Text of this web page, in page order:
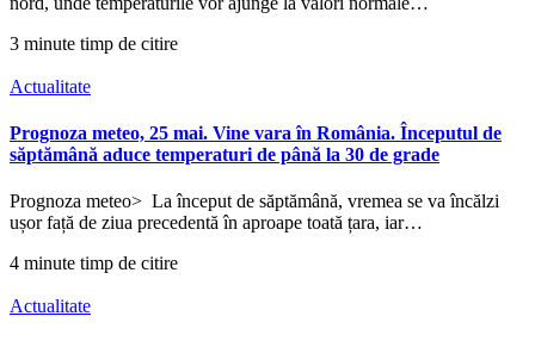
3 minute timp de citire
Actualitate
Prognoza meteo, 25 mai. Vine vara în România. Începutul de
săptămână aduce temperaturi de până la 30 de grade
Prognoza meteo> La început de săptămână, vremea se va încălzi
ușor față de ziua precedentă în aproape toată țara, iar…
4 minute timp de citire
Actualitate